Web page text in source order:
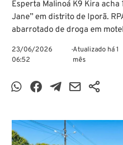
Esperta Malinoá K9 Kira acha
Jane” em distrito de Iporã.
abarrotado de droga em
23/06/2026
06:52
Atualizado há 1
mês